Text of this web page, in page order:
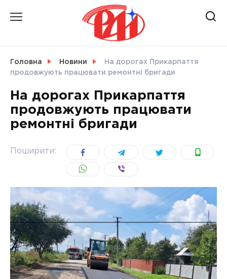
Головна Новини
На дорогах Прикарпаття
продовжують працювати ремонтні бригади
На дорогах Прикарпаття
продовжують працювати
ремонтні бригади
Поширити: